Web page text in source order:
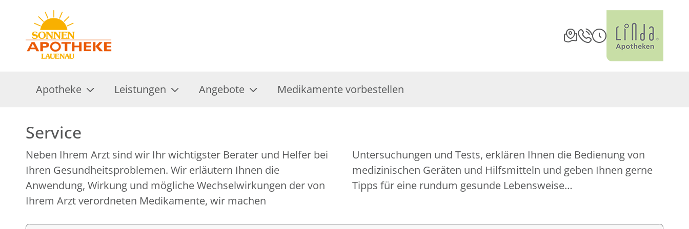
Apotheke Leistungen Angebote Medikamente vorbestellen
Service
Neben Ihrem Arzt sind wir Ihr wichtigster Berater und Helfer bei
Ihren Gesundheitsproblemen. Wir erläutern Ihnen die
Anwendung, Wirkung und mögliche Wechselwirkungen der von
Ihrem Arzt verordneten Medikamente, wir machen
Untersuchungen und Tests, erklären Ihnen die Bedienung von
medizinischen Geräten und Hilfsmitteln und geben Ihnen gerne
Tipps für eine rundum gesunde Lebensweise…